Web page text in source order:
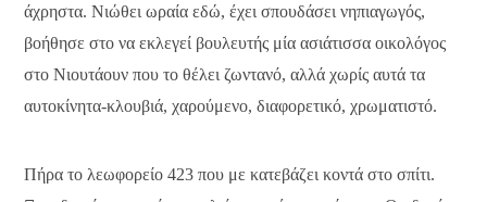
άχρηστα. Νιώθει ωραία εδώ, έχει σπουδάσει νηπιαγωγός,
βοήθησε στο να εκλεγεί βουλευτής μία ασιάτισσα οικολόγος
στο Νιουτάουν που το θέλει ζωντανό, αλλά χωρίς αυτά τα
αυτοκίνητα-κλουβιά, χαρούμενο, διαφορετικό, χρωματιστό.
Πήρα το λεωφορείο 423 που με κατεβάζει κοντά στο σπίτι.